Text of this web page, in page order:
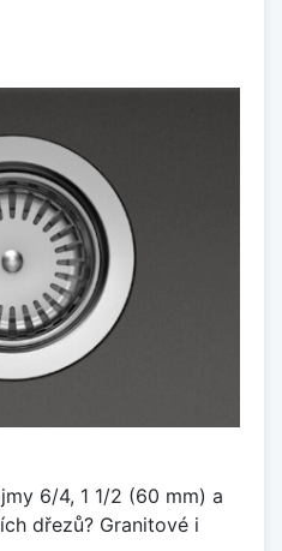
6/4, 1 1/2 (60 mm) a
dřezů? Granitové i